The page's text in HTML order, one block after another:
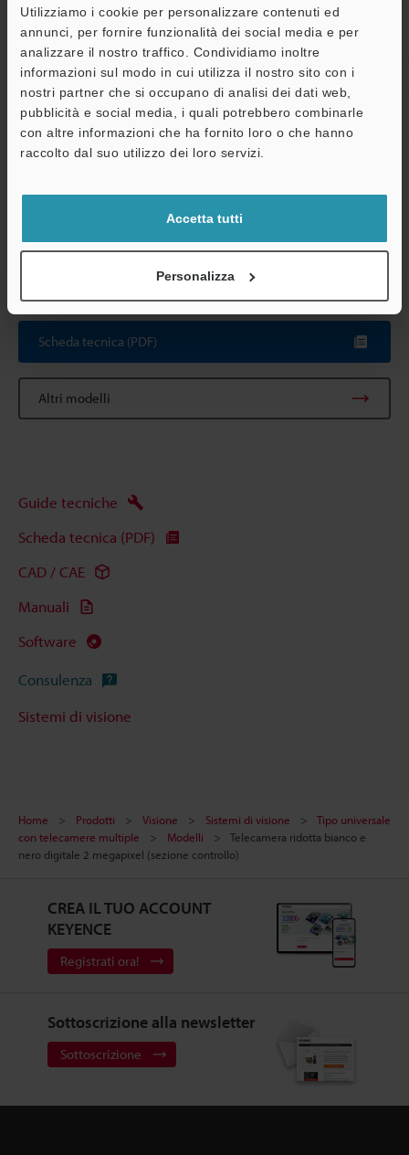
Utilizziamo i cookie per personalizzare contenuti ed
annunci, per fornire funzionalità dei social media e per
analizzare il nostro traffico. Condividiamo inoltre
informazioni sul modo in cui utilizza il nostro sito con i
nostri partner che si occupano di analisi dei dati web,
pubblicità e social media, i quali potrebbero combinarle
con altre informazioni che ha fornito loro o che hanno
raccolto dal suo utilizzo dei loro servizi.
Accetta tutti
Personalizza
ambientale ambiente
(ma 35 °C
Umidità relativa
Peso
Testina: Circa
l'obiettivo)
Relè: Circa 70
Il cavo della telecamera CA-CN17 (17M) e il cavo della
telecamera ad alta flessibilità CA-CN17R (17M) non possono
*2Nella modalità da 1.000.000 di pixel, 980.000 pixel (1024 x
960) costituiscono la superficie di elaborazione.
Scheda tecnica (PDF)
Altri modelli
Guide tecniche
Scheda tecnica (PDF)
CAD / CAE
Manuali
Software
Consulenza
Sistemi di visione
Home Prodotti Visione Sistemi di visione
Tipo universale
con telecamere multiple
Modelli
Telecamera ridotta bianco e
nero digitale 2 megapixel (sezione controllo)
CREA IL TUO ACCOUNT
KEYENCE
Registrati ora!
Sottoscrizione alla newsletter
Sottoscrizione
Assistenza